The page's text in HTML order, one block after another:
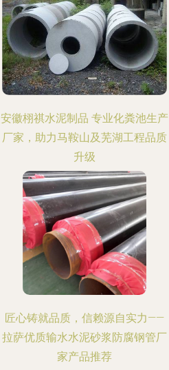
安徽栩祺水泥制品 专业化粪池生产
厂家，助力马鞍山及芜湖工程品质
升级
匠心铸就品质，信赖源自实力——
拉萨优质输水水泥砂浆防腐钢管厂
家产品推荐